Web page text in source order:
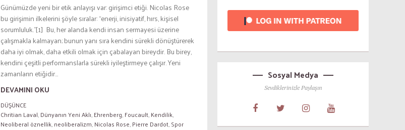
Günümüzde yeni bir etik anlayışı var: girişimci etiği. Nicolas Rose
bu girişimin ilkelerini şöyle sıralar: “enerji, inisiyatif, hırs, kişisel
sorumluluk.”[1] Bu, her alanda kendi insan sermayesi üzerine
çalışmakla kalmayan; bunun yanı sıra kendini sürekli dönüştürerek
daha iyi olmak, daha etkili olmak için çabalayan bireydir. Bu birey,
kendini çeşitli performanslarla sürekli iyileştirmeye çalışır. Yeni
zamanların etiğidir...
DEVAMINI OKU
DÜŞÜNCE
Chritian Laval,Dünyanın Yeni Aklı,Ehrenberg,Foucault,Kendilik,
Neoliberal öznellik,neoliberalizm,Nicolas Rose,Pierre Dardot,Spor
Sosyal Medya
Sevdiklerinizle Paylaşın